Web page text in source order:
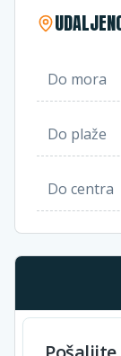
Do mora
Do plaže
Do centra